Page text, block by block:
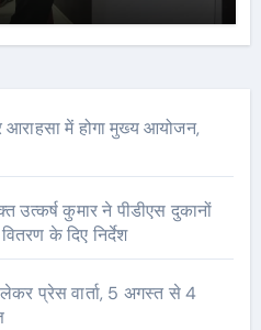
आराहसा में होगा मुख्य आयोजन,
उत्कर्ष कुमार ने पीडीएस दुकानों
वितरण के दिए निर्देश
लेकर प्रेस वार्ता, 5 अगस्त से 4